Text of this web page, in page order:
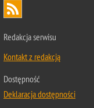
Redakcja serwisu
Kontakt z redakcją
Dostępność
Deklaracja dostępności